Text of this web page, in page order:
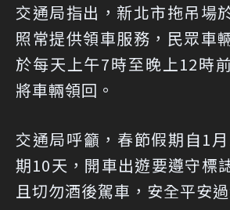
交通局指出，新北市拖吊場
照常提供領車服務，民眾車
於每天上午7時至晚上12時
將車輛領回。
交通局呼籲，春節假期自1
期10天，開車出遊要遵守標
且切勿酒後駕車，安全平安過